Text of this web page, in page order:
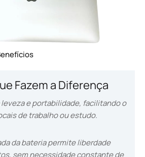
Fazem a Diferença
leveza e portabilidade, facilitando o
de trabalho ou estudo.
da bateria permite liberdade
sem necessidade constante de